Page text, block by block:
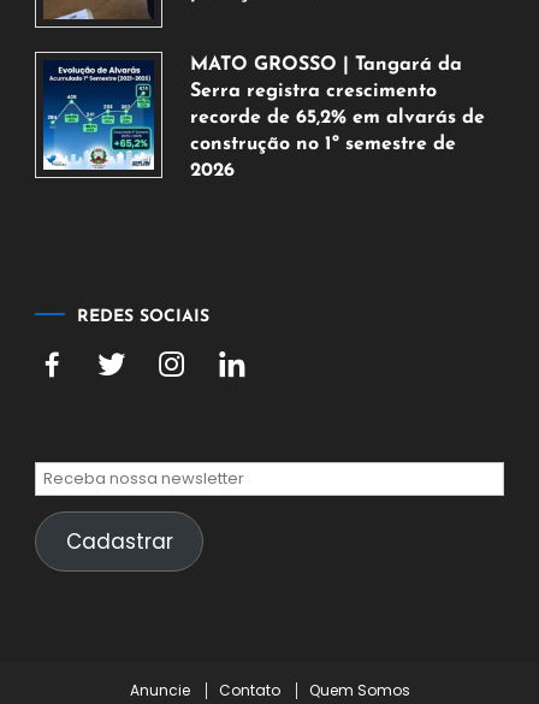
de
agosto
de
2026
MATO GROSSO | Tangará da
Serra registra crescimento
recorde de 65,2% em alvarás de
construção no 1º semestre de
2026
2026
REDES SOCIAIS
Cadastrar
Anuncie Contato Quem Somos